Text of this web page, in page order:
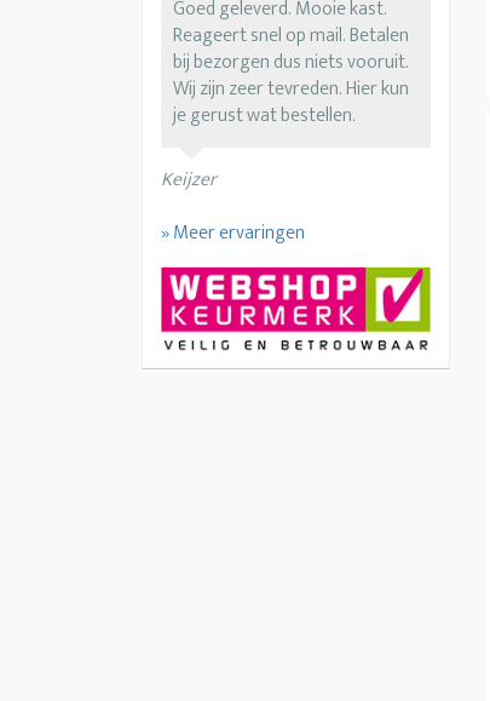
Goed geleverd. Mooie kast.
Reageert snel op mail. Betalen
bij bezorgen dus niets vooruit.
Wij zijn zeer tevreden. Hier kun
je gerust wat bestellen.
Keijzer
» Meer ervaringen